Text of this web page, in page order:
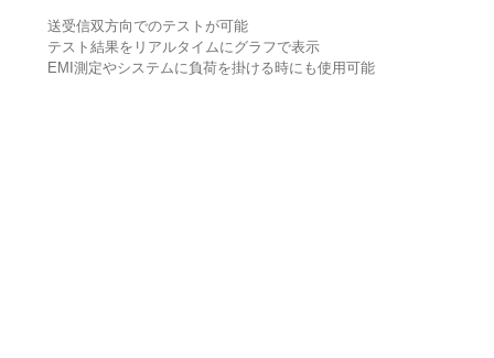
送受信双方向でのテストが可能
テスト結果をリアルタイムにグラフで表示
EMI測定やシステムに負荷を掛ける時にも使用可能